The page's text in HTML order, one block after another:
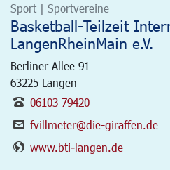
Sport | Sportvereine
Basketball-Teilzeit
LangenRheinMain e.V.
Berliner Allee 91
63225 Langen
06103 79420
fvillmeter@die-giraffen.de
www.bti-langen.de